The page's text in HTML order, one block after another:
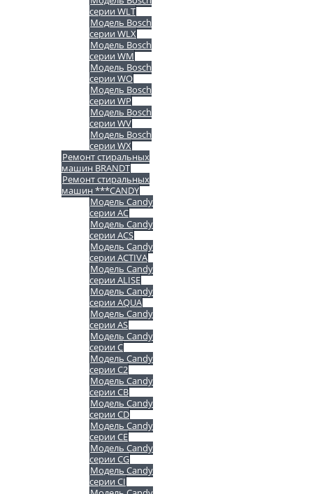
серии WLT
Модель Bosch
серии WLX
Модель Bosch
серии WM
Модель Bosch
серии WO
Модель Bosch
серии WP
Модель Bosch
серии WV
Модель Bosch
серии WX
Ремонт стиральных
машин BRANDT
Ремонт стиральных
машин ***CANDY
Модель Candy
серии AC
Модель Candy
серии ACS
Модель Candy
серии ACTIVA
Модель Candy
серии ALISE
Модель Candy
серии AQUA
Модель Candy
серии AS
Модель Candy
серии C
Модель Candy
серии C2
Модель Candy
серии CB
Модель Candy
серии CD
Модель Candy
серии CE
Модель Candy
серии CG
Модель Candy
серии CI